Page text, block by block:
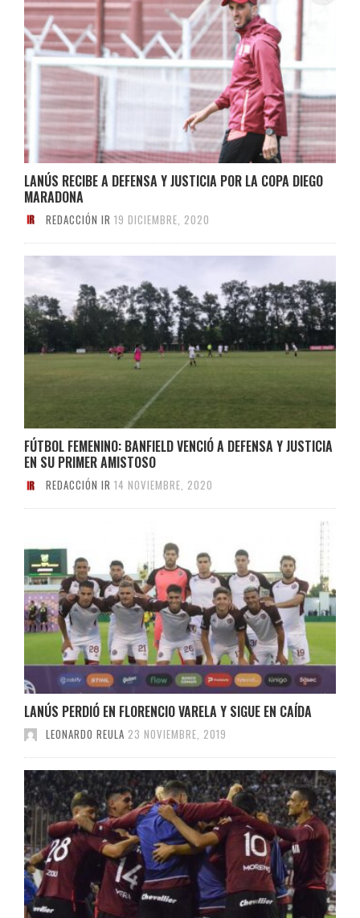
LANÚS RECIBE A DEFENSA Y JUSTICIA POR LA COPA DIEGO
MARADONA
REDACCIÓN IR 19 DICIEMBRE, 2020
FÚTBOL FEMENINO: BANFIELD VENCIÓ A DEFENSA Y JUSTICIA
EN SU PRIMER AMISTOSO
REDACCIÓN IR 14 NOVIEMBRE, 2020
LANÚS PERDIÓ EN FLORENCIO VARELA Y SIGUE EN CAÍDA
LEONARDO REULA 23 NOVIEMBRE, 2019